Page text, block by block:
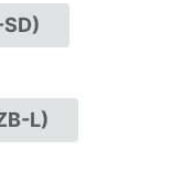
L)